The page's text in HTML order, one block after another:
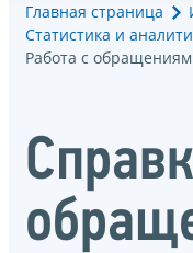
Главная страница
Статистика и
Работа с